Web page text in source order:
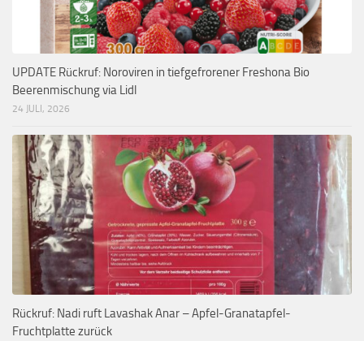
UPDATE Rückruf: Noroviren in tiefgefrorener Freshona Bio
Beerenmischung via Lidl
24 JULI, 2026
Rückruf: Nadi ruft Lavashak Anar – Apfel-Granatapfel-
Fruchtplatte zurück